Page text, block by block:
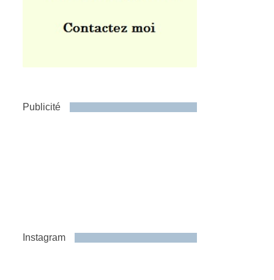
Publicité
Instagram